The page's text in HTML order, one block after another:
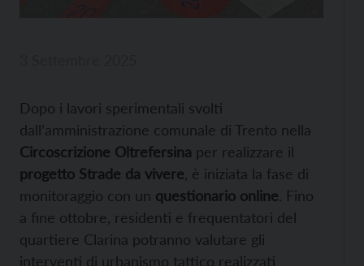
Dopo i lavori sperimentali svolti
dall’amministrazione comunale di Trento nella
Circoscrizione Oltrefersina per realizzare il
progetto Strade da vivere , è iniziata la fase di
monitoraggio con un questionario online. Fino
a fine ottobre, residenti e frequentatori del
quartiere Clarina potranno valutare gli
interventi di urbanismo tattico realizzati